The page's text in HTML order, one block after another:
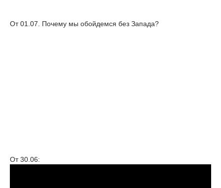
От 01.07. Почему мы обойдемся без Запада?
От 30.06: